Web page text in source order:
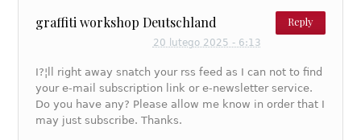
graffiti workshop Deutschland Reply
20 lutego 2025 - 6:13
I?¦ll right away snatch your rss feed as I can not to find
your e-mail subscription link or e-newsletter service.
Do you have any? Please allow me know in order that I
may just subscribe. Thanks.